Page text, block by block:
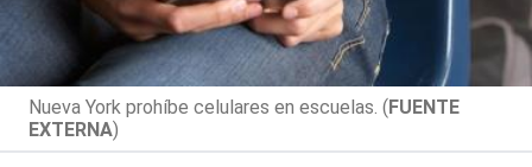
Nueva York prohíbe celulares en escuelas. (FUENTE
EXTERNA)